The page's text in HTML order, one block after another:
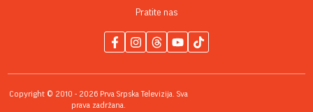
Pratite nas
Copyright © 2010 - 2026 Prva Srpska Televizija. Sva
prava zadržana.